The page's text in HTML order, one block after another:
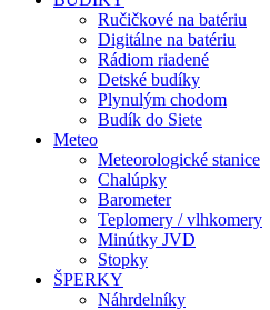
Ručičkové na batériu
Digitálne na batériu
Rádiom riadené
Detské budíky
Plynulým chodom
Budík do Siete
Meteo
Meteorologické stanice
Chalúpky
Barometer
Teplomery / vlhkomery
Minútky JVD
Stopky
ŠPERKY
Náhrdelníky